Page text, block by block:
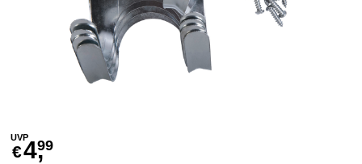
UVP
€4,99